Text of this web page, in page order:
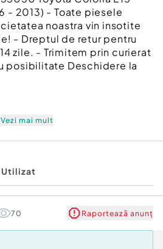
- 2013) - Toate piesele
noastra vin insotite
- Dreptul de retur pentru
zile. - Trimitem prin curierat
posibilitate Deschidere la
Vezi mai mult
Utilizat
70 Raportează anunț